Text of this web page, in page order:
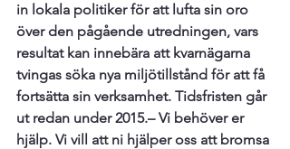
in lokala politiker för att lufta sin oro
över den pågående utredningen, vars
resultat kan innebära att kvarnägarna
tvingas söka nya miljötillstånd för att få
fortsätta sin verksamhet. Tidsfristen går
ut redan under 2015.– Vi behöver er
hjälp. Vi vill att ni hjälper oss att bromsa